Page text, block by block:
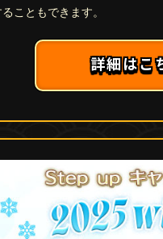
こともできます。
詳細はこ